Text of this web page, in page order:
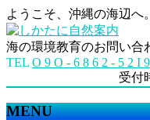
ようこそ、沖縄の海辺へ。
海の環境教育の
TEL O 9 O - 6 8 6 2 - 5 2 I 9
受付時間：
MENU